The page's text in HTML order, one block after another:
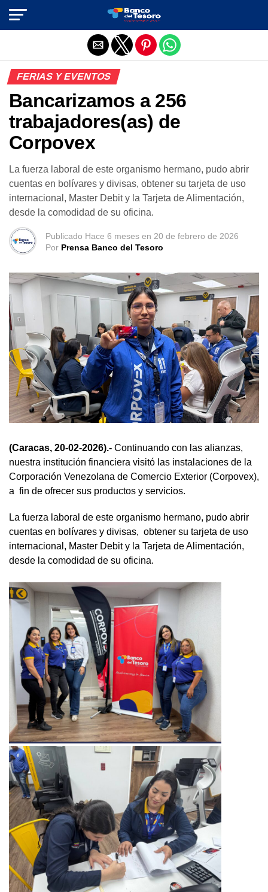
FERIAS Y EVENTOS
Bancarizamos a 256
trabajadores(as) de
Corpovex
La fuerza laboral de este organismo hermano, pudo abrir
cuentas en bolívares y divisas, obtener su tarjeta de uso
internacional, Master Debit y la Tarjeta de Alimentación,
desde la comodidad de su oficina.
Publicado Hace 6 meses en 20 de febrero de 2026
Por Prensa Banco del Tesoro
(Caracas, 20-02-2026).- Continuando con las alianzas,
nuestra institución financiera visitó las instalaciones de la
Corporación Venezolana de Comercio Exterior (Corpovex),
a fin de ofrecer sus productos y servicios.
La fuerza laboral de este organismo hermano, pudo abrir
cuentas en bolívares y divisas, obtener su tarjeta de uso
internacional, Master Debit y la Tarjeta de Alimentación,
desde la comodidad de su oficina.
Salir de la versión móvil